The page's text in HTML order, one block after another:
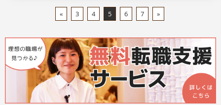
« 3 4 5 6 7 »